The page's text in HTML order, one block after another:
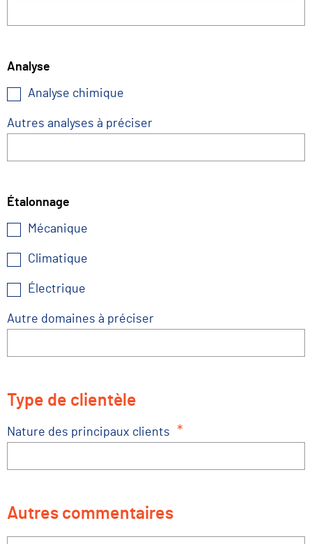
Analyse
Analyse chimique
Autres analyses à préciser
Étalonnage
Mécanique
Climatique
Électrique
Autre domaines à préciser
Type de clientèle
Nature des principaux clients *
Autres commentaires